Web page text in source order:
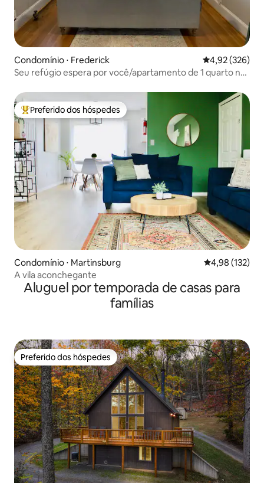
Condomínio ⋅ Frederick 4,92 de uma
4,92 (326)
Seu refúgio espera por você/apartamento de 1 quarto no
Entre os melhores preferidos dos hóspedes
Preferido dos hóspedes
Condomínio ⋅ Martinsburg 4,98 de uma
4,98 (132)
A vila aconchegante
Aluguel por temporada de casas para
famílias
Preferido dos hóspedes
Preferido dos hóspedes